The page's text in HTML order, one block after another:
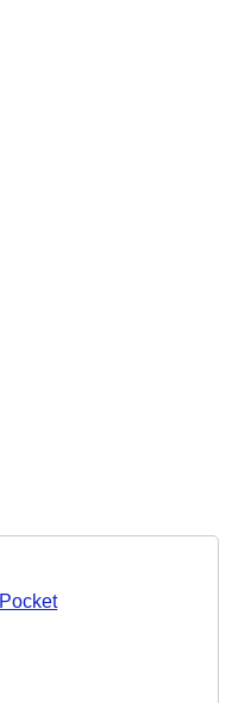
Pocket